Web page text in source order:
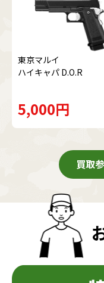
東京マルイ
ハイキャパ D.O.R
5,000円
買取